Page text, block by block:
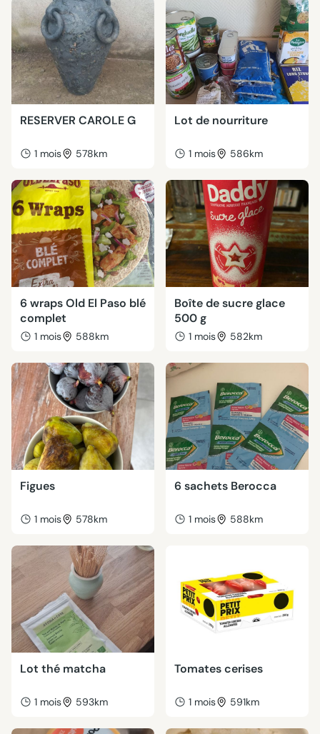
RESERVER CAROLE G
1 mois 578km
Lot de nourriture
1 mois 586km
6 wraps Old El Paso blé
complet
1 mois 588km
Boîte de sucre glace
500 g
1 mois 582km
Figues
1 mois 578km
6 sachets Berocca
1 mois 588km
Lot thé matcha
1 mois 593km
Tomates cerises
1 mois 591km